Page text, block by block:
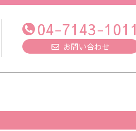
04-7143-1011
お問い合わせ